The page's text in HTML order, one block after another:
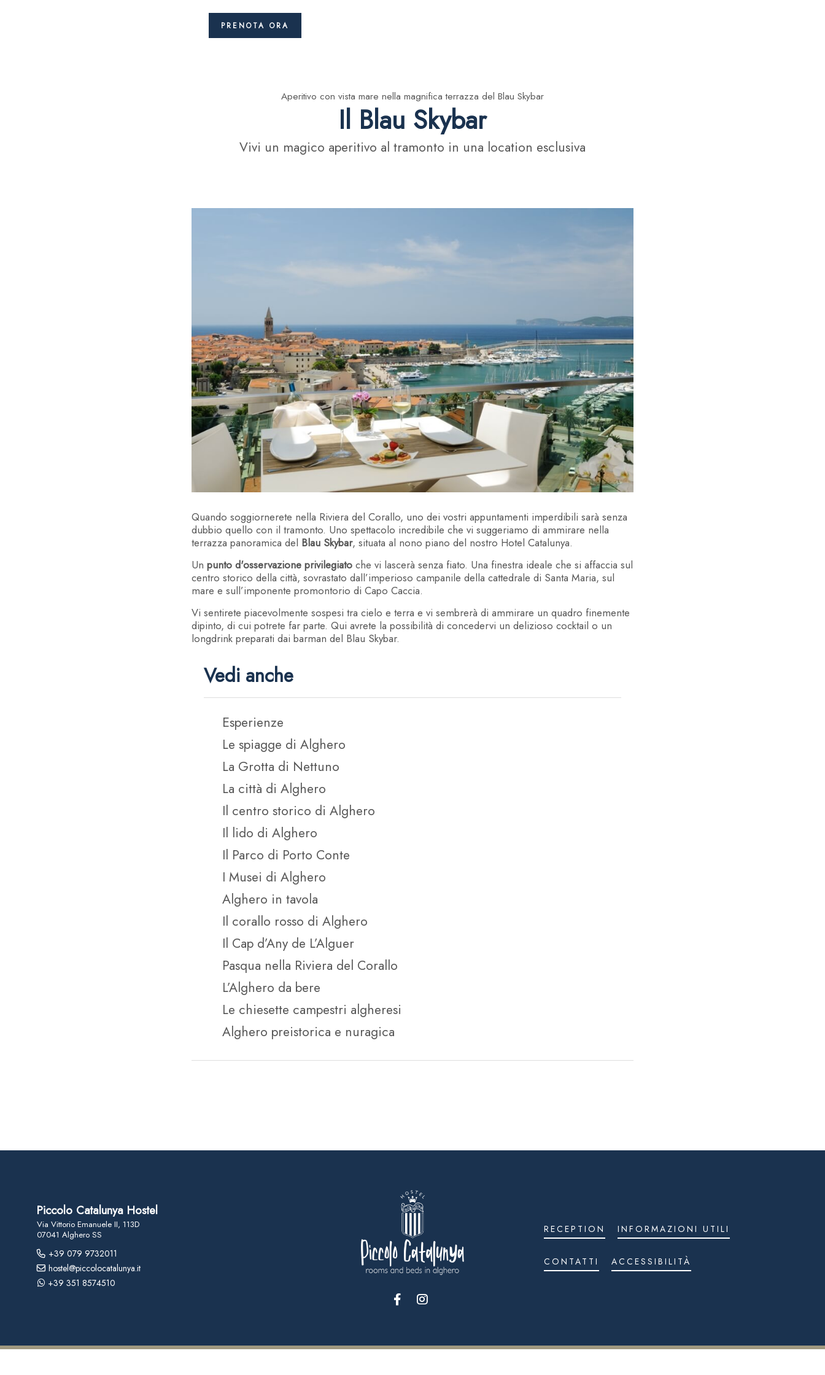
PRENOTA ORA
INIZIA IL TUO SOGGIORNO
Prenota dal nostro sito per usufruire delle migliori tariffe
PARTENZA*
10
CAMERE
Modifica / Cancella Prenotazione
Aperitivo con vista mare nella magnifica terrazza del Blau Skybar
Il Blau Skybar
Vivi un magico aperitivo al tramonto in una location esclusiva
Quando soggiornerete nella Riviera del Corallo, uno dei vostri appuntamenti imperdibili sarà senza
dubbio quello con il tramonto. Uno spettacolo incredibile che vi suggeriamo di ammirare nella
terrazza panoramica del Blau Skybar, situata al nono piano del nostro Hotel Catalunya.
Un punto d'osservazione privilegiato che vi lascerà senza fiato. Una finestra ideale che si affaccia sul
centro storico della città, sovrastato dall’imperioso campanile della cattedrale di Santa Maria, sul
mare e sull’imponente promontorio di Capo Caccia.
Vi sentirete piacevolmente sospesi tra cielo e terra e vi sembrerà di ammirare un quadro finemente
dipinto, di cui potrete far parte. Qui avrete la possibilità di concedervi un delizioso cocktail o un
longdrink preparati dai barman del Blau Skybar.
Vedi anche
Esperienze
Le spiagge di Alghero
La Grotta di Nettuno
La città di Alghero
Il centro storico di Alghero
Il lido di Alghero
Il Parco di Porto Conte
I Musei di Alghero
Alghero in tavola
Il corallo rosso di Alghero
Il Cap d’Any de L’Alguer
Pasqua nella Riviera del Corallo
L’Alghero da bere
Le chiesette campestri algheresi
Alghero preistorica e nuragica
Piccolo Catalunya Hostel
Via Vittorio Emanuele II, 113D
07041 Alghero SS
+39 079 9732011
hostel@piccolocatalunya.it
+39 351 8574510
RECEPTION INFORMAZIONI UTILI
CONTATTI ACCESSIBILITÀ